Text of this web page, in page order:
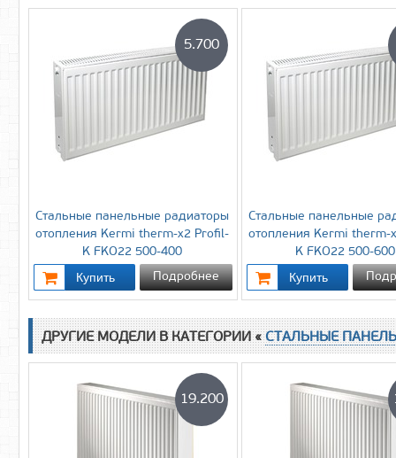
Стальные панельные радиаторы
отопления Kermi therm-x2 Profil-
K FKO22 500-400
5.700
Подробнее
Стальные панельные
отопления Kermi therm-
K FKO22 500-600
ДРУГИЕ МОДЕЛИ В КАТЕГОРИИ «СТАЛЬНЫЕ
19.200